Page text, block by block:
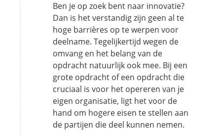
Ben je op zoek bent naar innovatie?
Dan is het verstandig zijn geen al te
hoge barrières op te werpen voor
deelname. Tegelijkertijd wegen de
omvang en het belang van de
opdracht natuurlijk ook mee. Bij een
grote opdracht of een opdracht die
cruciaal is voor het opereren van je
eigen organisatie, ligt het voor de
hand om hogere eisen te stellen aan
de partijen die deel kunnen nemen.